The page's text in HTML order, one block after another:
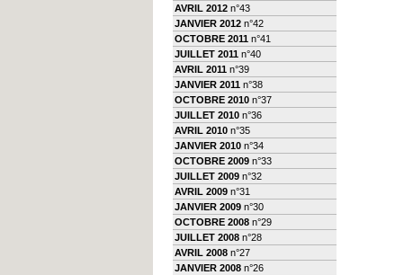
AVRIL 2012 n°43
JANVIER 2012 n°42
OCTOBRE 2011 n°41
JUILLET 2011 n°40
AVRIL 2011 n°39
JANVIER 2011 n°38
OCTOBRE 2010 n°37
JUILLET 2010 n°36
AVRIL 2010 n°35
JANVIER 2010 n°34
OCTOBRE 2009 n°33
JUILLET 2009 n°32
AVRIL 2009 n°31
JANVIER 2009 n°30
OCTOBRE 2008 n°29
JUILLET 2008 n°28
AVRIL 2008 n°27
JANVIER 2008 n°26